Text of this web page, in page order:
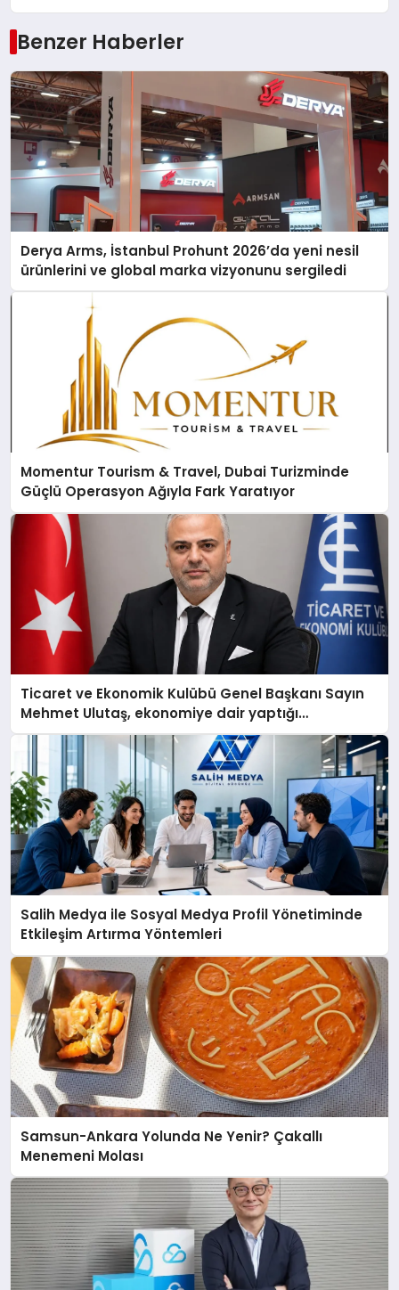
Benzer Haberler
Derya Arms, İstanbul Prohunt 2026’da yeni nesil
ürünlerini ve global marka vizyonunu sergiledi
Momentur Tourism & Travel, Dubai Turizminde
Güçlü Operasyon Ağıyla Fark Yaratıyor
Ticaret ve Ekonomik Kulübü Genel Başkanı Sayın
Mehmet Ulutaş, ekonomiye dair yaptığı
açıklamada şunları kaydetti:
Salih Medya ile Sosyal Medya Profil Yönetiminde
Etkileşim Artırma Yöntemleri
Samsun-Ankara Yolunda Ne Yenir? Çakallı
Menemeni Molası